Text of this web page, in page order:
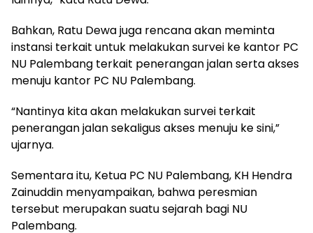
Bahkan, Ratu Dewa juga rencana akan meminta
instansi terkait untuk melakukan survei ke kantor PC
NU Palembang terkait penerangan jalan serta akses
menuju kantor PC NU Palembang.
“Nantinya kita akan melakukan survei terkait
penerangan jalan sekaligus akses menuju ke sini,”
ujarnya.
Sementara itu, Ketua PC NU Palembang, KH Hendra
Zainuddin menyampaikan, bahwa peresmian
tersebut merupakan suatu sejarah bagi NU
Palembang.